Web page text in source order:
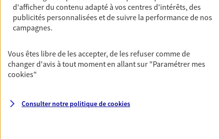
pour maintenir votre qualité de vie et profiter
pleinement de cette nouvelle étape : PER, assurance
vie...
Vous protéger et protéger vos
proches face aux aléas de la vie
ressources et protégez vos proches en cas d'accident,
d'afficher du contenu adapté à vos centres d'intérêts, des
publicités personnalisées et de suivre la performance de nos
campagnes.
Vous êtes libre de les accepter, de les refuser comme de
changer d'avis à tout moment en allant sur "Paramétrer mes
cookies"
Consulter notre politique decookies